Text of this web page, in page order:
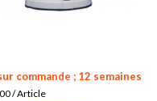
commande ; 12 semaines
/Article